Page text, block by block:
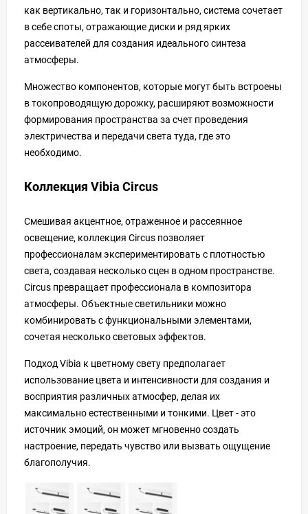
как вертикально, так и горизонтально, система сочетает
в себе споты, отражающие диски и ряд ярких
рассеивателей для создания идеального синтеза
атмосферы.
Множество компонентов, которые могут быть встроены
в токопроводящую дорожку, расширяют возможности
формирования пространства за счет проведения
электричества и передачи света туда, где это
необходимо.
Коллекция Vibia Circus
Смешивая акцентное, отраженное и рассеянное
освещение, коллекция Circus позволяет
профессионалам экспериментировать с плотностью
света, создавая несколько сцен в одном пространстве.
Circus превращает профессионала в композитора
атмосферы. Объектные светильники можно
комбинировать с функциональными элементами,
сочетая несколько световых эффектов.
Подход Vibia к цветному свету предполагает
использование цвета и интенсивности для создания и
восприятия различных атмосфер, делая их
максимально естественными и тонкими. Цвет - это
источник эмоций, он может мгновенно создать
настроение, передать чувство или вызвать ощущение
благополучия.